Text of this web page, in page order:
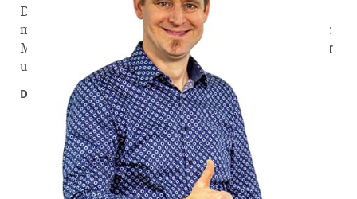
Die Situation in Niger ist sehr schwierig. Vor allem die
medizinische Versorgung ist schlecht. Geburten sind für
Mütter und Kinder ein großes Risiko. Deshalb setzen wir
uns bewusst am Missionshospital in Galmi ein.
Daniel Mattmüller, ehemaliger Fachbereichsleiter Afrika